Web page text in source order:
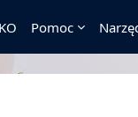
Pomoc